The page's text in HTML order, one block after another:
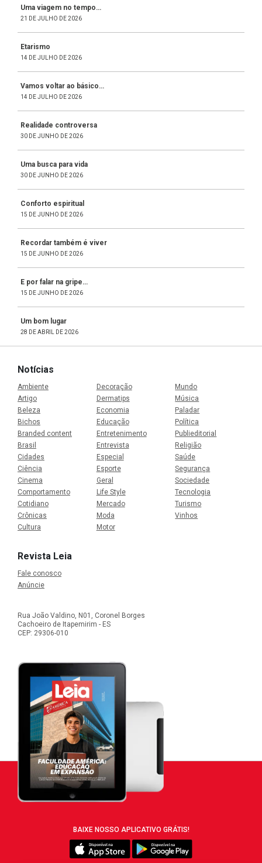
Uma viagem no tempo…
21 DE JULHO DE 2026
Etarismo
14 DE JULHO DE 2026
Vamos voltar ao básico…
14 DE JULHO DE 2026
Realidade controversa
30 DE JUNHO DE 2026
Uma busca para vida
30 DE JUNHO DE 2026
Conforto espiritual
15 DE JUNHO DE 2026
Recordar também é viver
15 DE JUNHO DE 2026
E por falar na gripe…
15 DE JUNHO DE 2026
Um bom lugar
28 DE ABRIL DE 2026
Notícias
Ambiente
Artigo
Beleza
Bichos
Branded content
Brasil
Cidades
Ciência
Cinema
Comportamento
Cotidiano
Crônicas
Cultura
Decoração
Dermatips
Economia
Educação
Entretenimento
Entrevista
Especial
Esporte
Geral
Life Style
Mercado
Moda
Motor
Mundo
Música
Paladar
Política
Publieditorial
Religião
Saúde
Segurança
Sociedade
Tecnologia
Turismo
Vinhos
Revista Leia
Fale conosco
Anúncie
Rua João Valdino, N01, Coronel Borges
Cachoeiro de Itapemirim - ES
CEP: 29306-010
BAIXE NOSSO APLICATIVO GRÁTIS!